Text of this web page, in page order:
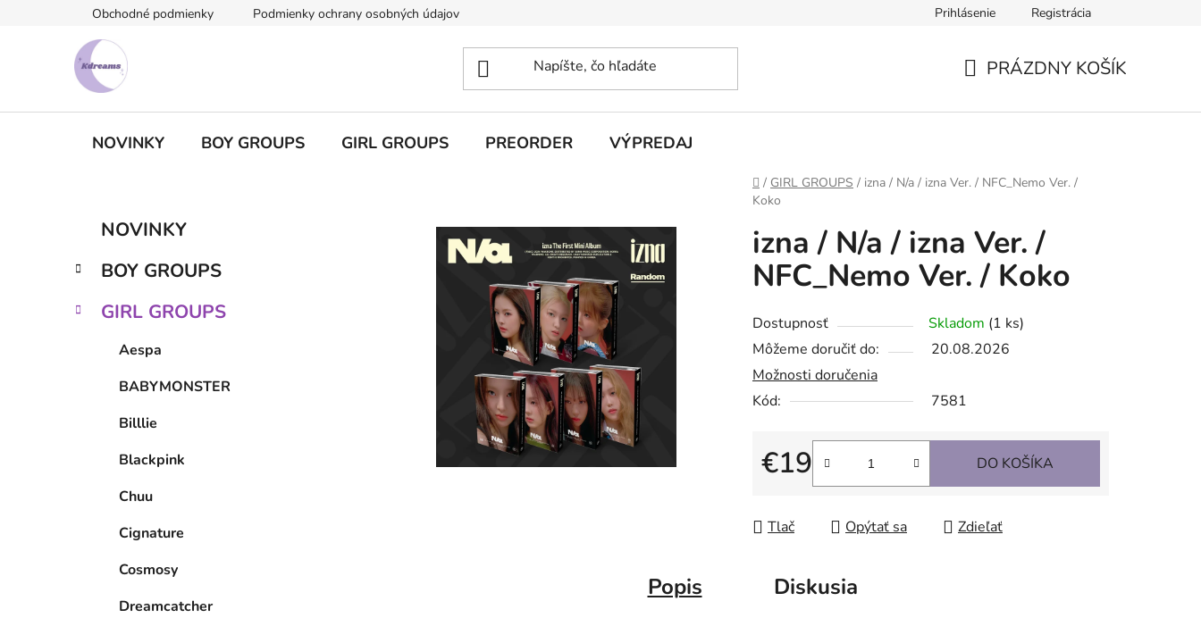
Obchodné podmienky Podmienky ochrany osobných údajov Prihlásenie Registrácia
PRÁZDNY KOŠÍK
NOVINKY BOY GROUPS GIRL GROUPS PREORDER VÝPREDAJ
Domov
/ GIRL GROUPS / izna / N/a / izna Ver. / NFC_Nemo Ver. /
Koko
č
ý
Preskočiť
kategórie
e
ó
NOVINKY
BOY GROUPS
GIRL GROUPS
Aespa
BABYMONSTER
Billlie
Blackpink
Chuu
Cignature
Cosmosy
Dreamcatcher
izna / N/a / izna Ver. /
NFC_Nemo Ver. / Koko
Dostupnosť Skladom (1 ks)
Môžeme doručiť do:
20.08.2026
Možnosti doručenia
Kód:
7581
€19
Jednotková cena:
DO KOŠÍKA
Tlač Opýtať sa Zdieľať
Popis Diskusia